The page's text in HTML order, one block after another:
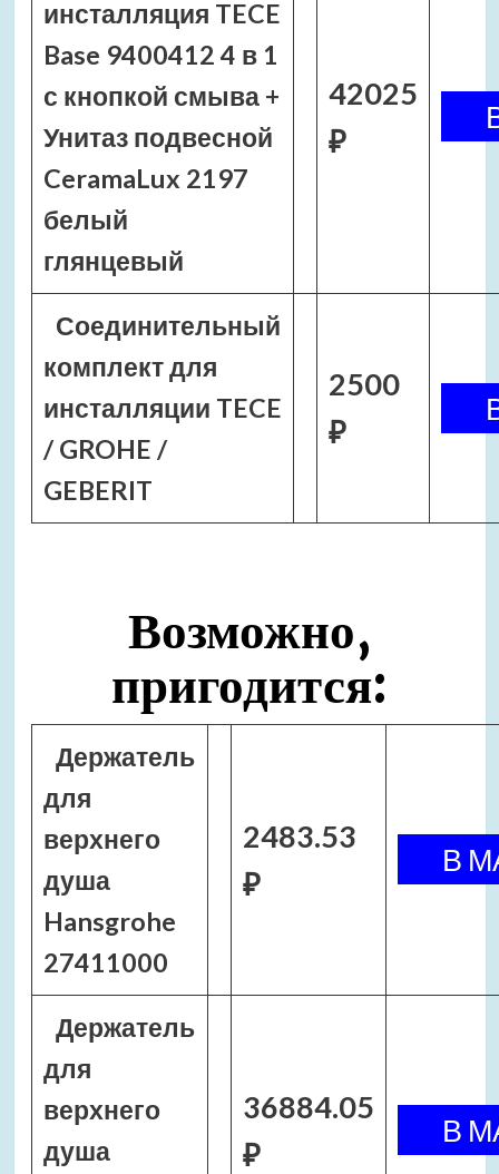
инсталляция TECE
Base 9400412 4 в 1
с кнопкой смыва +
Унитаз подвесной
CeramaLux 2197
белый
глянцевый
42025
₽
Соединительный
комплект для
инсталляции TECE
/ GROHE /
GEBERIT
2500
₽
Возможно,
пригодится:
Держатель
для
верхнего
душа
Hansgrohe
27411000
2483.53
₽
Держатель
для
верхнего
душа
36884.05
₽